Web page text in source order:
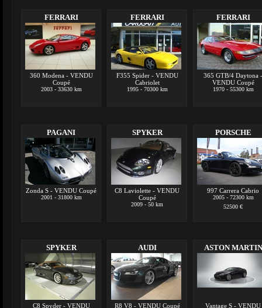
FERRARI
360 Modena - VENDU
Coupé
2003 - 33630 km
FERRARI
F355 Spider - VENDU
Cabriolet
1995 - 70300 km
FERRARI
365 GTB/4 Daytona -
VENDU Coupé
1970 - 55300 km
PAGANI
Zonda S - VENDU Coupé
2001 - 31800 km
SPYKER
C8 Laviolette - VENDU
Coupé
2009 - 50 km
PORSCHE
997 Carrera Cabrio
2005 - 72300 km
52500 €
SPYKER
C8 Spyder - VENDU
AUDI
R8 V8 - VENDU Coupé
ASTON MARTIN
Vantage S - VENDU